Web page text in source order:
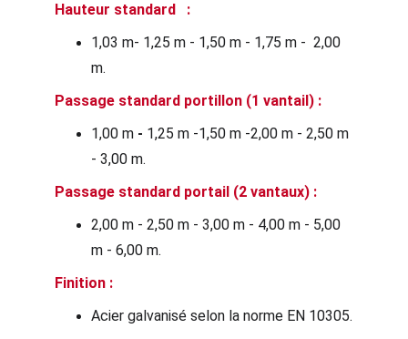
Hauteur standard   :
1,03 m- 1,25 m - 1,50 m - 1,75 m -  2,00
m.
Passage standard portillon (1 vantail) :
1,00 m - 1,25 m -1,50 m -2,00 m - 2,50 m
- 3,00 m.
Passage standard portail (2 vantaux) :
2,00 m - 2,50 m - 3,00 m - 4,00 m - 5,00
m - 6,00 m.
Finition :
Acier galvanisé selon la norme EN 10305.